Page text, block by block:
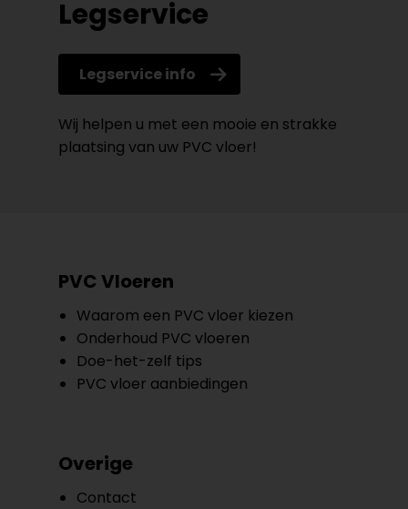
Legservice
Legservice info
Wij helpen u met een mooie en strakke
plaatsing van uw PVC vloer!
PVC Vloeren
Waarom een PVC vloer kiezen
Onderhoud PVC vloeren
Doe-het-zelf tips
PVC vloer aanbiedingen
Overige
Contact